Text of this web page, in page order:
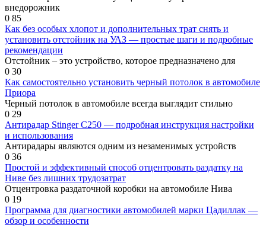
внедорожник
0 85
Как без особых хлопот и дополнительных трат снять и
установить отстойник на УАЗ — простые шаги и подробные
рекомендации
Отстойник – это устройство, которое предназначено для
0 30
Как самостоятельно установить черный потолок в автомобиле
Приора
Черный потолок в автомобиле всегда выглядит стильно
0 29
Антирадар Stinger С250 — подробная инструкция настройки
и использования
Антирадары являются одним из незаменимых устройств
0 36
Простой и эффективный способ отцентровать раздатку на
Ниве без лишних трудозатрат
Отцентровка раздаточной коробки на автомобиле Нива
0 19
Программа для диагностики автомобилей марки Цадиллак —
обзор и особенности